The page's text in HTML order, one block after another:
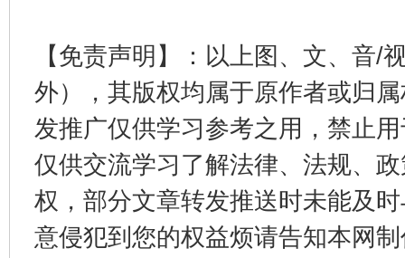
【免责声明】：以上图、文、音/
外），其版权均属于原作者或归
发推广仅供学习参考之用，禁止
仅供交流学习了解法律、法规、
权，部分文章转发推送时未能及
意侵犯到您的权益烦请告知本网
东山县通报“牛蛙产品抗生素超标问题” 法